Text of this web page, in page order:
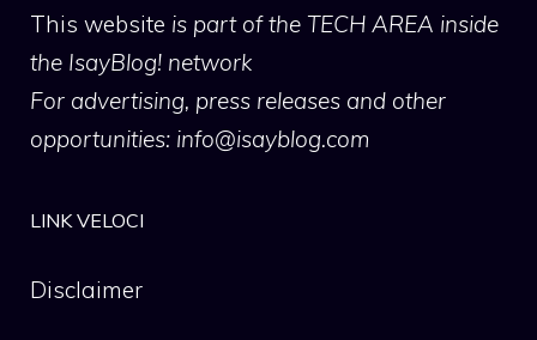
This website is part of the TECH AREA inside
the IsayBlog! network
For advertising, press releases and other
opportunities: info@isayblog.com
LINK VELOCI
Disclaimer